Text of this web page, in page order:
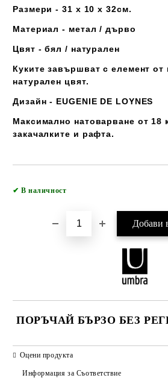
Размери - 31 x 10 x 32см.
Материал - метал / дърво
Цвят - бял / натурален
Куките завършват с елемент
натурален цвят.
Дизайн - EUGENIE DE LOYNES
Максимално натоварване от 18
закачалките и рафта.
✔ В наличност
ПОРЪЧАЙ БЪРЗО БЕЗ
Оцени продукта
Информация за Съответствие